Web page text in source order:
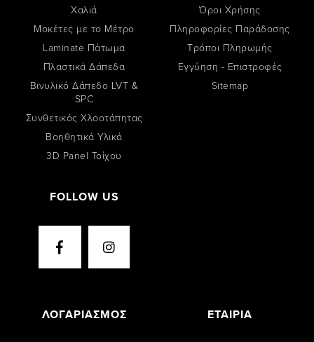
Χαλιά
Μοκέτες με το Μέτρο
Laminate Πάτωμα
Πλαστικά Δάπεδα
Βινυλικό Δάπεδο LVT &
SPC
Συνθετικός Χλοοτάπητας
Βοηθητικά Υλικά
3D Panel Τοίχου
FOLLOW US
Όροι Χρήσης
Πληροφορίες Παράδοσης
Tρόποι Πληρωμής
Εγγύηση - Επιστροφές
Sitemap
ΛΟΓΑΡΙΑΣΜΟΣ ΕΤΑΙΡΙΑ